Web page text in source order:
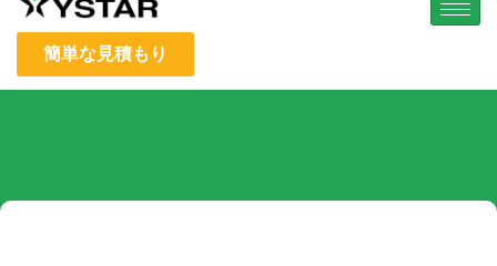
簡単な見積もり